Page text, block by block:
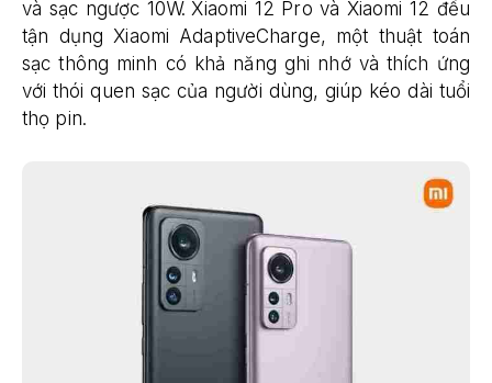
và sạc ngược 10W. Xiaomi 12 Pro và Xiaomi 12 đều
tận dụng Xiaomi AdaptiveCharge, một thuật toán
sạc thông minh có khả năng ghi nhớ và thích ứng
với thói quen sạc của người dùng, giúp kéo dài tuổi
thọ pin.